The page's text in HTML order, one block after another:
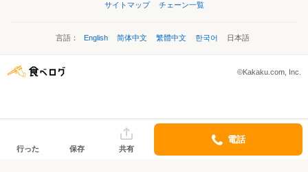
サイトマップ
チェーン一覧
言語： English 简体中文 繁體中文 한국어 日本語
©Kakaku.com, Inc.
行った 保存 共有
電話